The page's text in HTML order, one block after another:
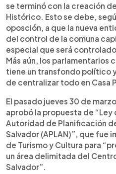
se terminó con la creación
Histórico. Esto se debe,
oposción, a que la nueva
del control de la comuna
especial que será
Más aún, los parlamentarios
tiene un transfondo político
de centralizar todo en Casa
El pasado jueves 30 de
aprobó la propuesta de “Ley
Autoridad de Planificación
Salvador (APLAN)”, que fue
de Turismo y Cultura para
un área delimitada del
Salvador”.